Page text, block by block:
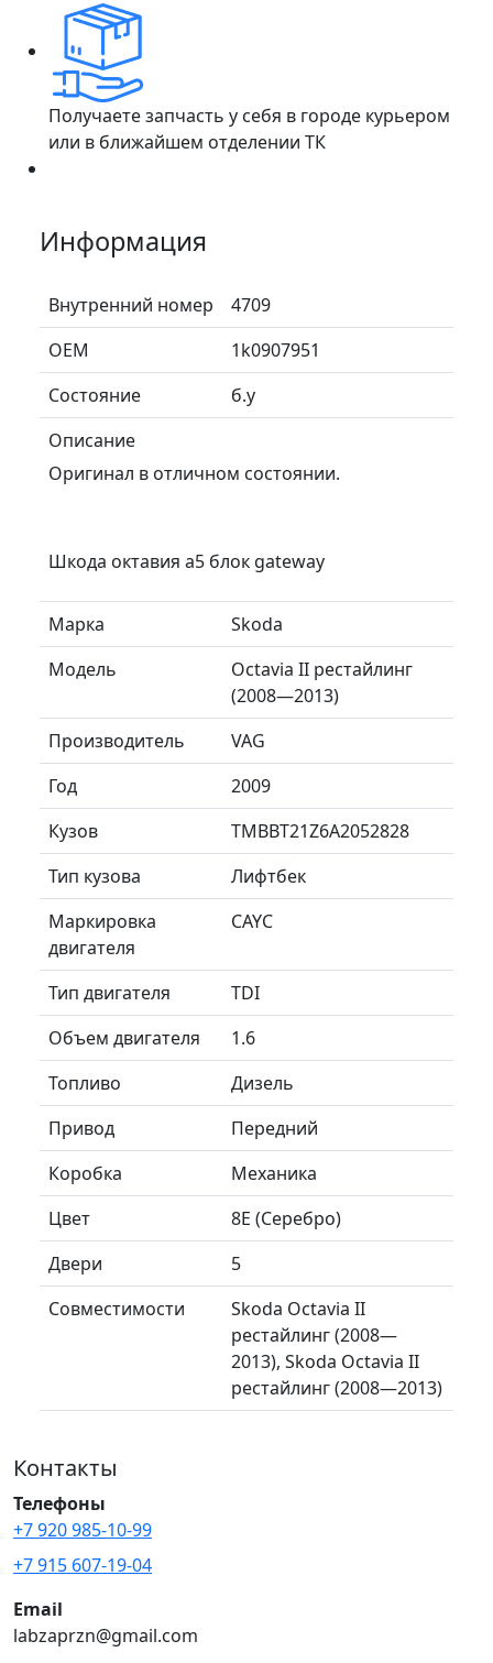
Получаете запчасть у себя в городе курьером
или в ближайшем отделении ТК
Информация
Внутренний номер
4709
ОЕМ
1k0907951
Состояние
б.у
Описание
Оригинал в отличном состоянии.
Шкода октавия а5 блок gateway
Марка
Skoda
Модель
Octavia II рестайлинг
(2008—2013)
Производитель
VAG
Год
2009
Кузов
TMBBT21Z6A2052828
Тип кузова
Лифтбек
Маркировка
двигателя
CAYC
Тип двигателя
TDI
Объем двигателя
1.6
Топливо
Дизель
Привод
Передний
Коробка
Механика
Цвет
8E (Серебро)
Двери
5
Совместимости
Skoda Octavia II
рестайлинг (2008—
2013), Skoda Octavia II
рестайлинг (2008—2013)
Контакты
Телефоны
+7 920 985-10-99
+7 915 607-19-04
Email
labzaprzn@gmail.com